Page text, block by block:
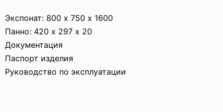
Экспонат: 800 х 750 х 1600
Панно: 420 х 297 х 20
Документация
Паспорт изделия
Руководство по эксплуатации